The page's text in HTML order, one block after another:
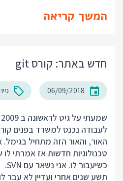
המשך קריאה
חדש באתר: קורס git
06/09/2018
לעבודה נכנס למשרד בפנים
האור, והאור הזה מתחיל
טכנולוגיות חדשות אז אמרתי
כשיעבור לו. אני נשאר עם SVN.
תשע שנים אחרי ועדיין לא עבר